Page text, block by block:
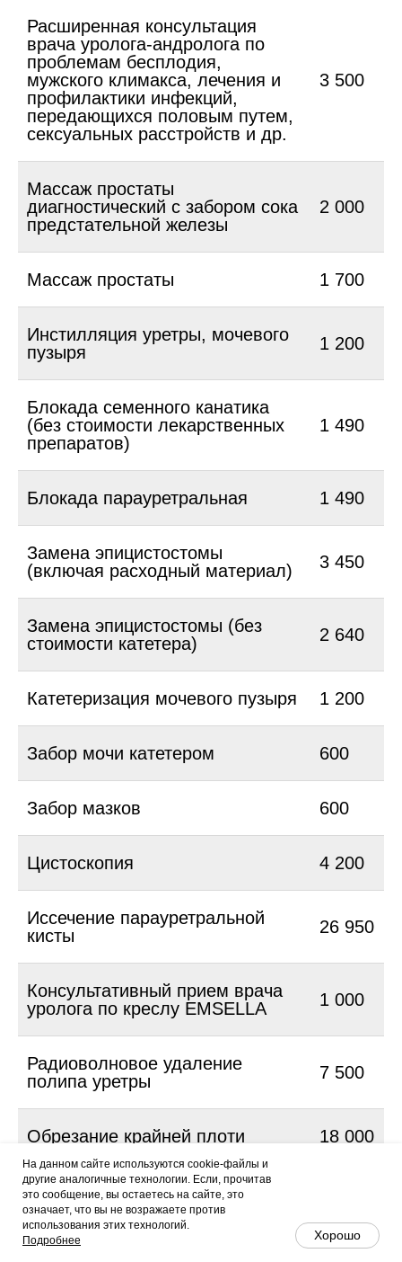
Чат MAX
На данном сайте используются cookie-файлы и
другие аналогичные технологии. Если, прочитав
это сообщение, вы остаетесь на сайте, это
означает, что вы не возражаете против
использования этих технологий.
Подробнее
Хорошо
Расширенная консультация
врача уролога-андролога по
проблемам бесплодия,
мужского климакса, лечения и
профилактики инфекций,
передающихся половым путем,
сексуальных расстройств и др.
3 500
Массаж простаты
диагностический с забором сока
предстательной железы
2 000
Массаж простаты 1 700
Инстилляция уретры, мочевого
пузыря
1 200
Блокада семенного канатика
(без стоимости лекарственных
препаратов)
1 490
Блокада парауретральная 1 490
Замена эпицистостомы
(включая расходный материал)
3 450
Замена эпицистостомы (без
стоимости катетера)
2 640
Катетеризация мочевого пузыря 1 200
Забор мочи катетером 600
Забор мазков 600
Цистоскопия 4 200
Иссечение парауретральной
кисты
26 950
Консультативный прием врача
уролога по креслу EMSELLA
1 000
Радиоволновое удаление
полипа уретры
7 500
Обрезание крайней плоти 18 000
Пластика метауса
Удаление атеромы полового
13 500